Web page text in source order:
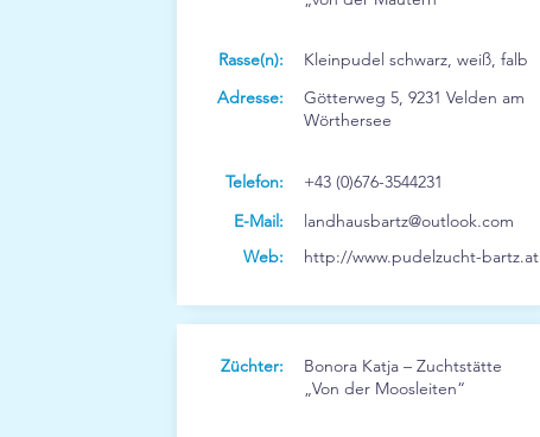
Rasse(n):
Adresse:
Kleinpudel schwarz, weiß, falb
Götterweg 5, 9231 Velden am
Wörthersee
Telefon:
+43 (0)676-3544231
E-Mail:
Web:
landhausbartz@outlook.com
http://www.pudelzucht-bartz.at
Züchter:
Bonora Katja – Zuchtstätte
„Von der Moosleiten“